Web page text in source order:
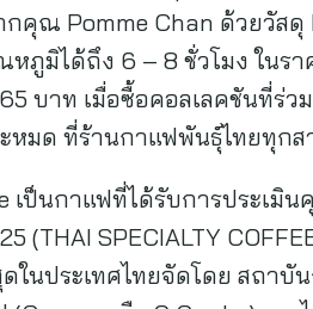
คุณ Pomme Chan ด้วยวัสดุ
ภูมิได้ถึง 6 – 8 ชั่วโมง ในร
บาท เมื่อซื้อคอลเลคชันที่ร่
มด ที่ร้านกาแฟพันธุ์ไทยทุกส
ป็นกาแฟที่ได้รับการประเมิ
(THAI SPECIALTY
นประเทศไทยจัดโดย สถาบั